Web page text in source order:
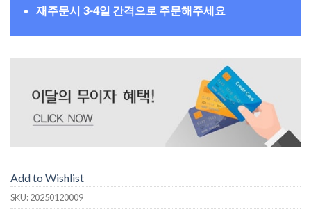
재주문시 3-4일 간격으로 주문해주세요
Add to Wishlist
SKU:20250120009